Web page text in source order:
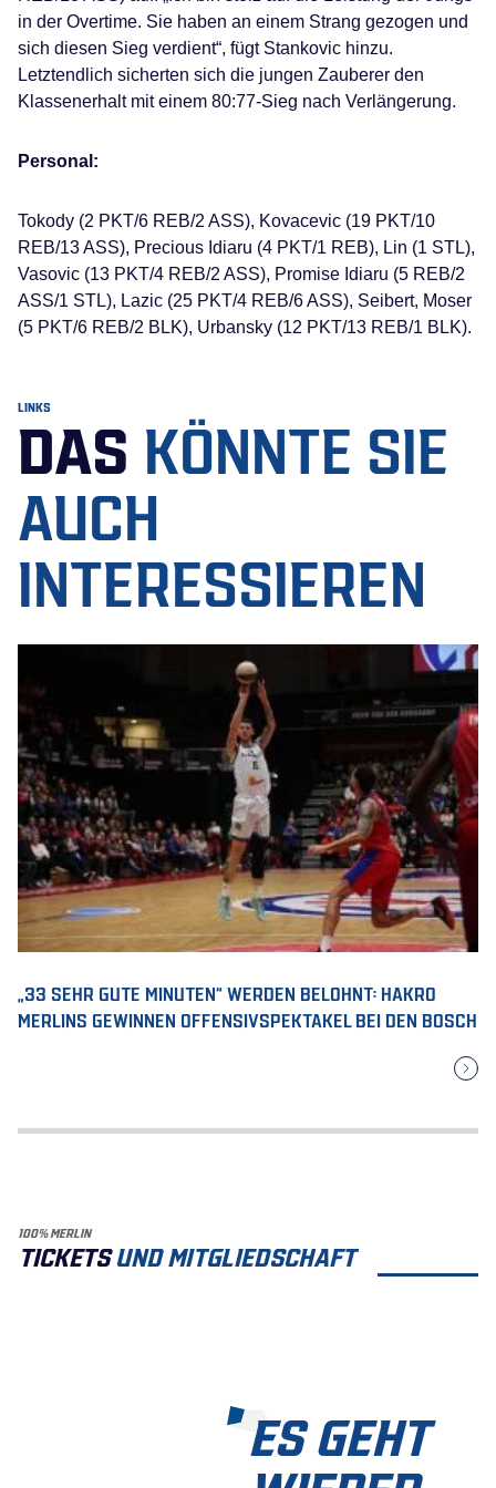
in der Overtime. Sie haben an einem Strang gezogen und
sich diesen Sieg verdient“, fügt Stankovic hinzu.
Letztendlich sicherten sich die jungen Zauberer den
Klassenerhalt mit einem 80:77-Sieg nach Verlängerung.
Personal:
Tokody (2 PKT/6 REB/2 ASS), Kovacevic (19 PKT/10
REB/13 ASS), Precious Idiaru (4 PKT/1 REB), Lin (1 STL),
Vasovic (13 PKT/4 REB/2 ASS), Promise Idiaru (5 REB/2
ASS/1 STL), Lazic (25 PKT/4 REB/6 ASS), Seibert, Moser
(5 PKT/6 REB/2 BLK), Urbansky (12 PKT/13 REB/1 BLK).
LINKS
DAS KÖNNTE SIE
AUCH
INTERESSIEREN
„33 SEHR GUTE MINUTEN“ WERDEN BELOHNT: HAKRO
MERLINS GEWINNEN OFFENSIVSPEKTAKEL BEI DEN BOSCH
100% MERLIN
TICKETSUND MITGLIEDSCHAFT
ES GEHT